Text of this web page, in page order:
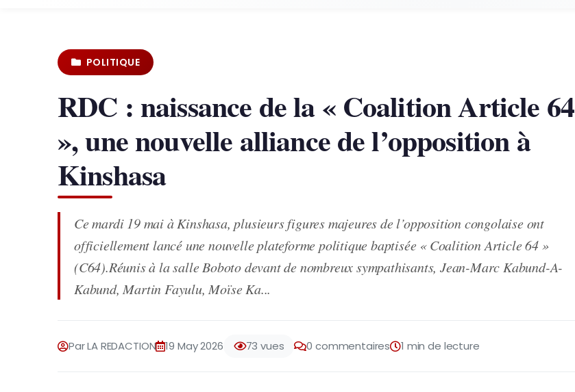
POLITIQUE
RDC : naissance de la « Coalition Article 64
», une nouvelle alliance de l’opposition à
Kinshasa
Ce mardi 19 mai à Kinshasa, plusieurs figures majeures de l’opposition congolaise ont
officiellement lancé une nouvelle plateforme politique baptisée « Coalition Article 64 »
(C64).Réunis à la salle Boboto devant de nombreux sympathisants, Jean-Marc Kabund-A-
Kabund, Martin Fayulu, Moïse Ka...
Par LA REDACTION 19 May 2026 73 vues 0 commentaires 1 min de lecture